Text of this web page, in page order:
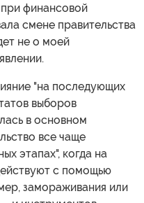
финансовой
смене правительства
не о моей
"на последующих
выборов
в основном
все чаще
этапах", когда на
с помощью
замораживания или